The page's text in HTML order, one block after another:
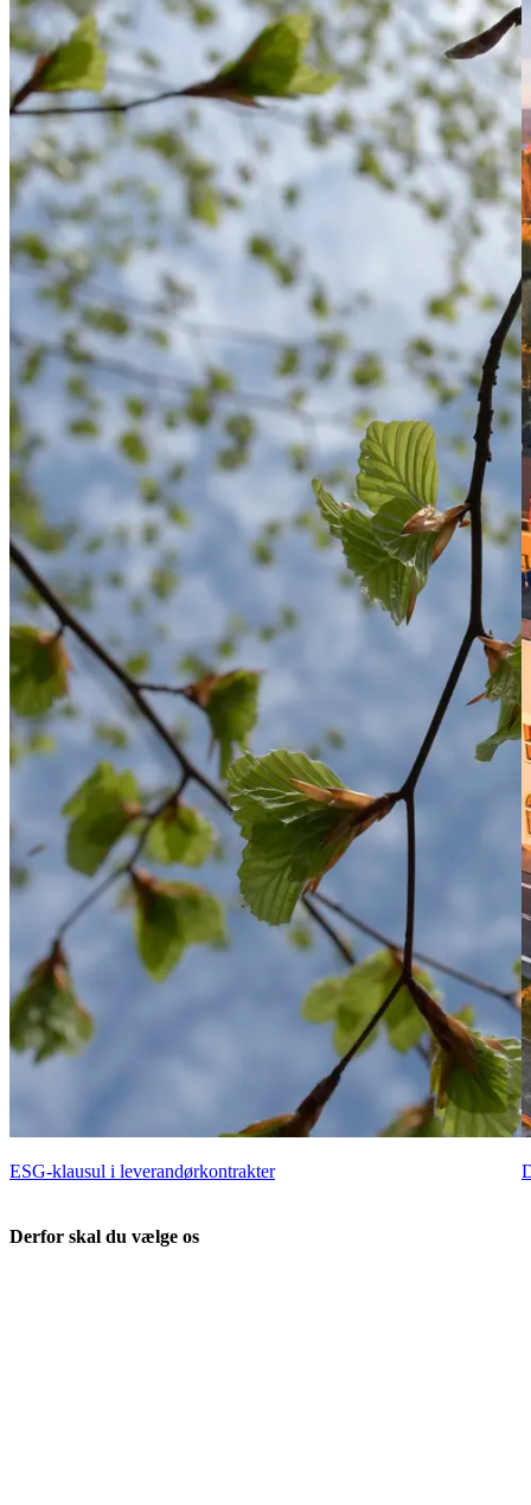
ESG-klausul i leverandørkontrakter
Derfor skal du vælge os